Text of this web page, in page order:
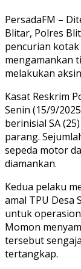
PersadaFM –
Blitar, Polres
pencurian kotak
mengamankan
melakukan
Kasat Reskrim
Senin (15/9/
berinisial SA
parang.
sepeda motor
diamankan.
Kedua pelaku
amal TPU Desa
untuk
Momon
tersebut
tertangkap.